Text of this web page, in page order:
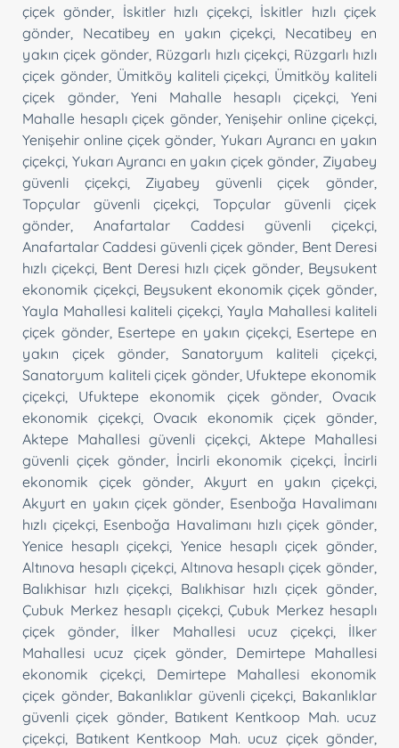
çiçek gönder
İskitler hızlı çiçekçi, İskitler hızlı çiçek
gönder
Necatibey en yakın çiçekçi
Necatibey en
yakın çiçek gönder Rüzgarlı hızlı çiçekçi, Rüzgarlı hızlı
çiçek gönder, Ümitköy kaliteli çiçekçi Ümitköy kaliteli
çiçek gönder, Yeni Mahalle hesaplı çiçekçi ,Yeni
Mahalle hesaplı çiçek gönder, Yenişehir online çiçekçi
Yenişehir online çiçek gönder Yukarı Ayrancı en yakın
çiçekçi Yukarı Ayrancı en yakın çiçek gönder Ziyabey
güvenli çiçekçi, Ziyabey güvenli çiçek gönder
Topçular güvenli çiçekçi
Topçular güvenli çiçek
gönder
Anafartalar Caddesi güvenli çiçekçi
Anafartalar Caddesi güvenli çiçek gönder Bent Deresi
hızlı çiçekçi Bent Deresi hızlı çiçek gönder Beysukent
ekonomik çiçekçi, Beysukent ekonomik çiçek gönder
Yayla Mahallesi kaliteli çiçekçi, Yayla Mahallesi kaliteli
çiçek gönder, Esertepe en yakın çiçekçi, Esertepe en
yakın çiçek gönder
Sanatoryum kaliteli çiçekçi
Sanatoryum kaliteli çiçek gönder, Ufuktepe ekonomik
çiçekçi
Ufuktepe ekonomik çiçek gönder,Ovacık
ekonomik çiçekçi
Ovacık ekonomik çiçek gönder
Aktepe Mahallesi güvenli çiçekçi, Aktepe Mahallesi
güvenli çiçek gönder, İncirli ekonomik çiçekçi
İncirli
ekonomik çiçek gönder
Akyurt en yakın çiçekçi
Akyurt en yakın çiçek gönder Esenboğa Havalimanı
hızlı çiçekçi, Esenboğa Havalimanı hızlı çiçek gönder
Yenice hesaplı çiçekçi
Yenice hesaplı çiçek gönder
Altınova hesaplı çiçekçi, Altınova hesaplı çiçek gönder
Balıkhisar hızlı çiçekçi
Balıkhisar hızlı çiçek gönder
Çubuk Merkez hesaplı çiçekçi, Çubuk Merkez hesaplı
çiçek gönder
İlker Mahallesi ucuz çiçekçi, İlker
Mahallesi ucuz çiçek gönder
Demirtepe Mahallesi
ekonomik çiçekçi, Demirtepe Mahallesi ekonomik
çiçek gönder, Bakanlıklar güvenli çiçekçi Bakanlıklar
güvenli çiçek gönder, Batıkent Kentkoop Mah. ucuz
çiçekçi
Batıkent Kentkoop Mah. ucuz çiçek gönder